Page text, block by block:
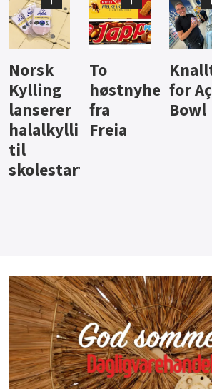
Knalltall
for Açai
Bowl
Aass vil
bli
førstevalg
i lite-
Brus
jus